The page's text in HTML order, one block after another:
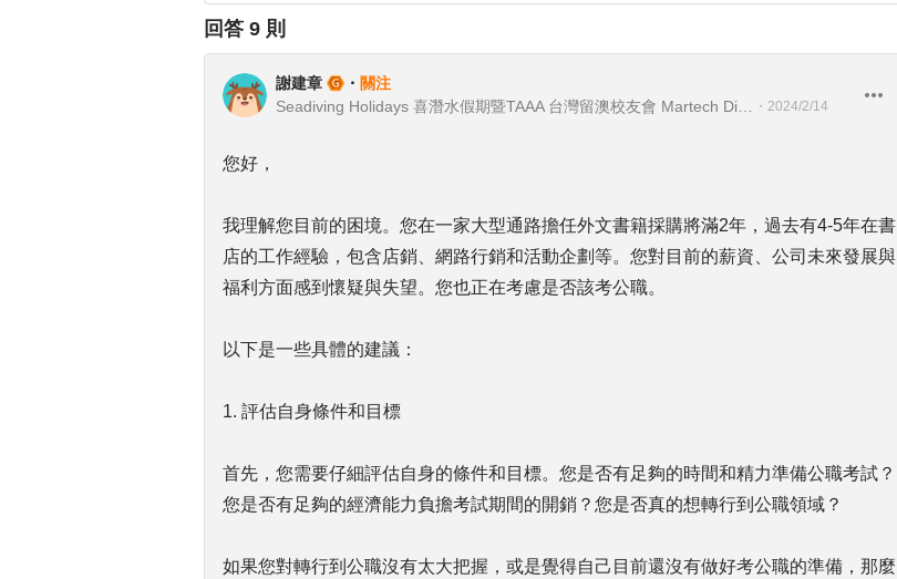
回答 9 則
謝建章 ・ 關注
・ 2024/2/14
您好，
我理解您目前的困境。您在一家大型通路擔任外文書籍採購將滿2年，過去有4-5年在書
店的工作經驗，包含店銷、網路行銷和活動企劃等。您對目前的薪資、公司未來發展與
福利方面感到懷疑與失望。您也正在考慮是否該考公職。
以下是一些具體的建議：
1. 評估自身條件和目標
首先，您需要仔細評估自身的條件和目標。您是否有足夠的時間和精力準備公職考試？
您是否有足夠的經濟能力負擔考試期間的開銷？您是否真的想轉行到公職領域？
如果您對轉行到公職沒有太大把握，或是覺得自己目前還沒有做好考公職的準備，那麼